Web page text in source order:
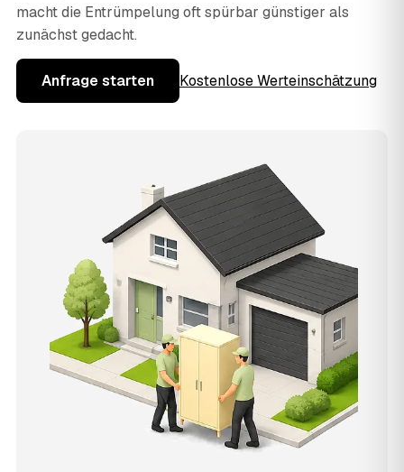
macht die Entrümpelung oft spürbar günstiger als
zunächst gedacht.
Anfrage starten Kostenlose Werteinschätzung